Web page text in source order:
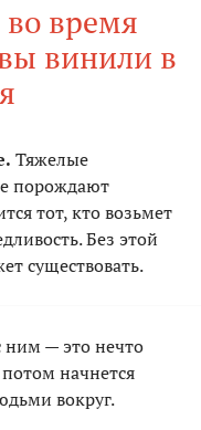
во время
винили в
Тяжелые
порождают
тот, кто возьмет
Без этой
существовать.
ним — это нечто
начнется
вокруг.